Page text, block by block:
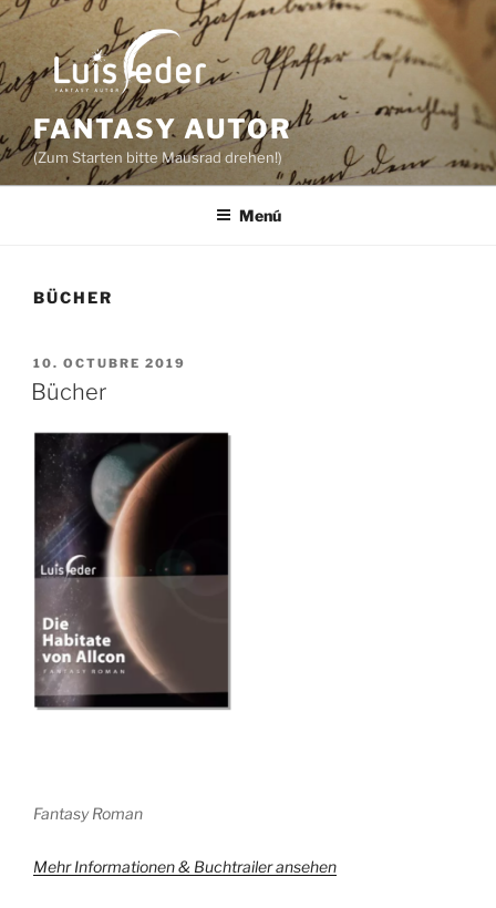
Saltar
contenido
FANTASY AUTOR
(Zum Starten bitte Mausrad drehen!)
Menú
BÜCHER
PUBLICADO
EL
10. OCTUBRE 2019
Bücher
Fantasy Roman
Mehr Informationen & Buchtrailer ansehen